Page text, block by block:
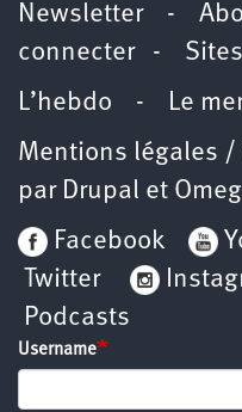
Newsletter-
connecter-
L’hebdo - Le
Mentions légales /
par Drupal et
Facebook
Twitter
Podcasts
Username